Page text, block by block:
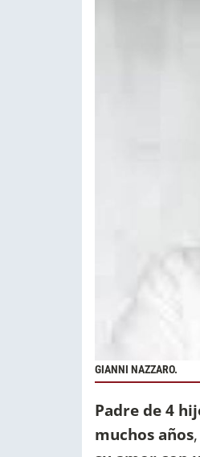
GIANNI NAZZARO.
Padre de 4
muchos años